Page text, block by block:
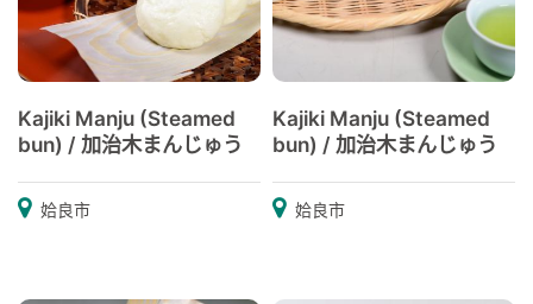
Kajiki Manju (Steamed
bun) / 加治木まんじゅう
姶良市
Kajiki Manju (Steamed
bun) / 加治木まんじゅう
姶良市